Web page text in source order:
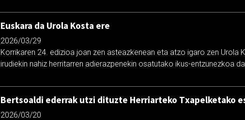
Euskara da Urola Kosta ere
2026/03/29
Korrikaren 24. edizioa joan zen asteazkenean eta atzo igaro zen Urola
irudiekin nahiz herritarren adierazpenekin osatutako ikus-entzunezkoa
Bertsoaldi ederrak utzi dituzte Herriarteko Txapelketako
2026/03/20